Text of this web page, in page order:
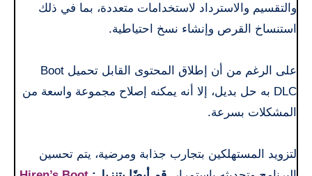
والتقسيم والاسترداد لاستخدامات متعددة، بما في ذلك
استنساخ القرص وإنشاء نسخ احتياطية.
على الرغم من أن إطلاق المحتوى القابل تحميل Boot
DLC به حل بديل، إلا أنه يمكنه إصلاح مجموعة واسعة من
المشكلات بسرعة.
لتزويد المستهلكين بتجارب جذابة ومرضية، يتم تحسين